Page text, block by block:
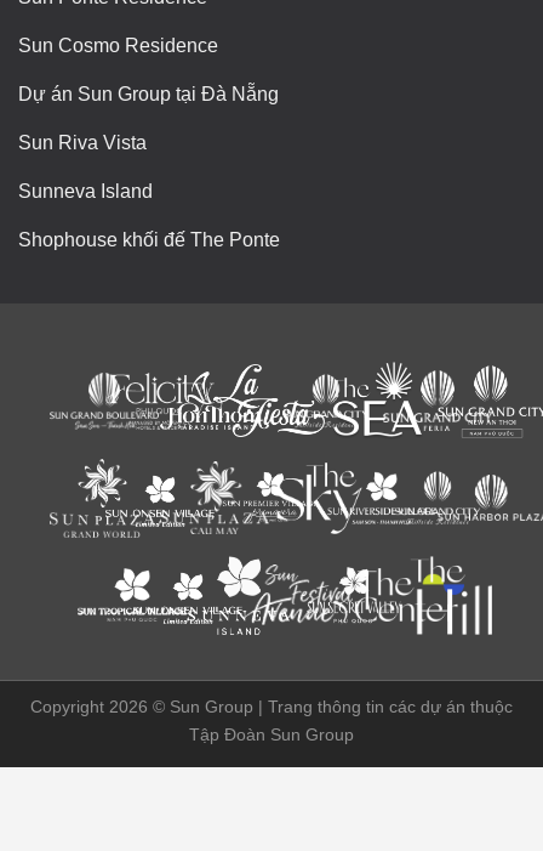
Sun Cosmo Residence
Dự án Sun Group tại Đà Nẵng
Sun Riva Vista
Sunneva Island
Shophouse khối đế The Ponte
Copyright 2026 © Sun Group | Trang thông tin các dự án thuộc
Tập Đoàn Sun Group